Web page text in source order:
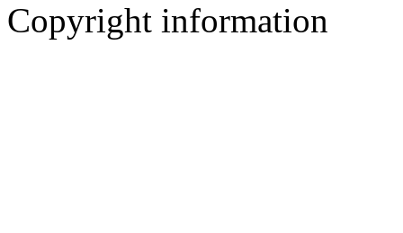
Copyright information